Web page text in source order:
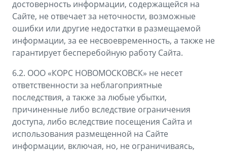
достоверность информации, содержащейся на
Сайте, не отвечает за неточности, возможные
ошибки или другие недостатки в размещаемой
информации, за ее несвоевременность, а также не
гарантирует бесперебойную работу Сайта.
6.2. ООО «КОРС НОВОМОСКОВСК» не несет
ответственности за неблагоприятные
последствия, а также за любые убытки,
причиненные либо вследствие ограничения
доступа, либо вследствие посещения Сайта и
использования размещенной на Сайте
информации, включая, но, не ограничиваясь,